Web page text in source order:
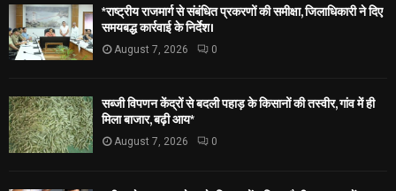
*राष्ट्रीय राजमार्ग से संबंधित प्रकरणों की समीक्षा, जिलाधिकारी ने दिए
समयबद्ध कार्रवाई के निर्देश।
August 7, 2026 0
सब्जी विपणन केंद्रों से बदली पहाड़ के किसानों की तस्वीर, गांव में ही
मिला बाजार, बढ़ी आय*
August 7, 2026 0